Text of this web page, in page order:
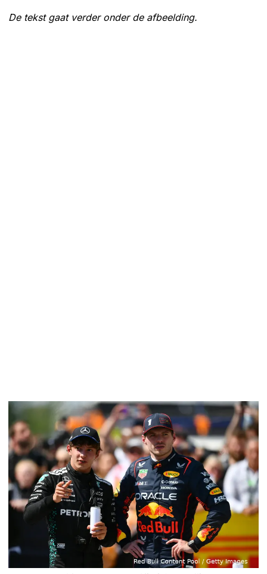
De tekst gaat verder onder de afbeelding.